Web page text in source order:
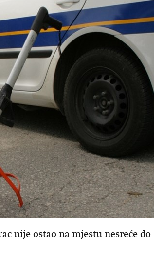
nije ostao na mjestu nesreće do